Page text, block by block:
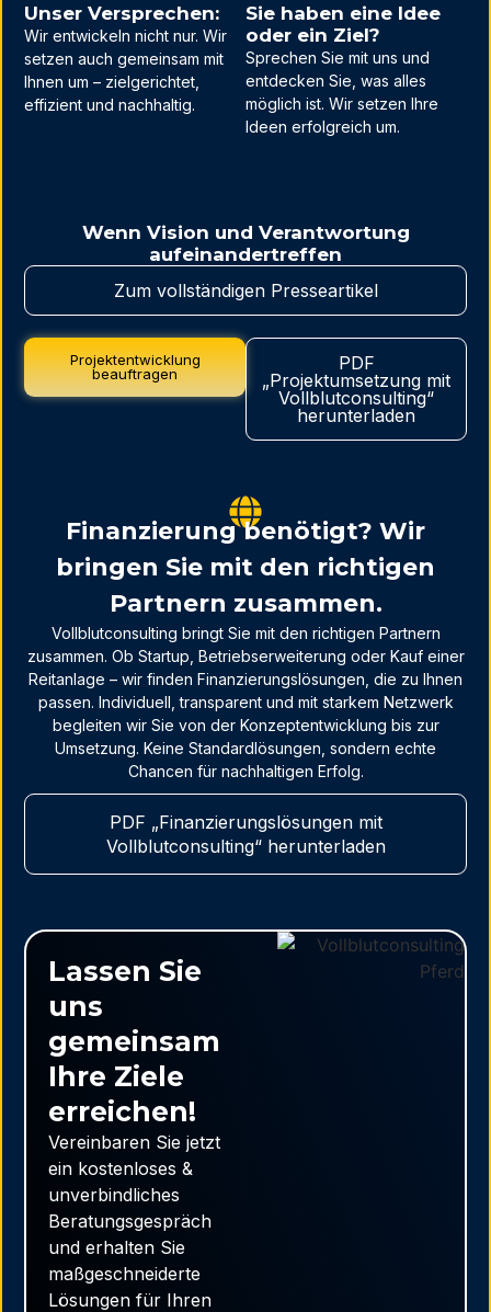
Unser Versprechen:
Wir entwickeln nicht nur. Wir
setzen auch gemeinsam mit
Ihnen um – zielgerichtet,
effizient und nachhaltig.
Sie haben eine Idee
oder ein Ziel?
Sprechen Sie mit uns und
entdecken Sie, was alles
möglich ist. Wir setzen Ihre
Ideen erfolgreich um.
Wenn Vision und Verantwortung
aufeinandertreffen
Zum vollständigen Presseartikel
Projektentwicklung
beauftragen
PDF
„Projektumsetzung mit
Vollblutconsulting“
herunterladen
Finanzierung benötigt? Wir
bringen Sie mit den richtigen
Partnern zusammen.
Vollblutconsulting bringt Sie mit den richtigen Partnern
zusammen. Ob Startup, Betriebserweiterung oder Kauf einer
Reitanlage – wir finden Finanzierungslösungen, die zu Ihnen
passen. Individuell, transparent und mit starkem Netzwerk
begleiten wir Sie von der Konzeptentwicklung bis zur
Umsetzung. Keine Standardlösungen, sondern echte
Chancen für nachhaltigen Erfolg.
PDF „Finanzierungslösungen mit
Vollblutconsulting“ herunterladen
Lassen Sie
uns
gemeinsam
Ihre Ziele
erreichen!
Vereinbaren Sie jetzt
ein kostenloses &
unverbindliches
Beratungsgespräch
und erhalten Sie
maßgeschneiderte
Lösungen für Ihren